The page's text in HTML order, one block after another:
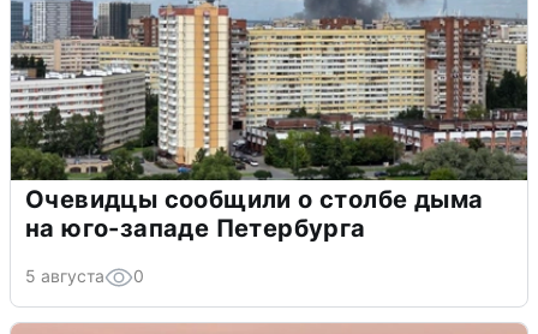
Очевидцы сообщили о столбе дыма
на юго-западе Петербурга
5 августа 0